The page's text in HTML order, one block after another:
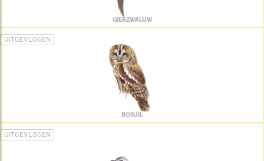
GIERZWALUW
UITGEVLOGEN
BOSUIL
UITGEVLOGEN